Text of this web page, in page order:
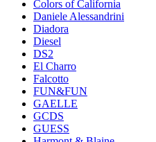
Colors of California
Daniele Alessandrini
Diadora
Diesel
DS2
El Charro
Falcotto
FUN&FUN
GAELLE
GCDS
GUESS